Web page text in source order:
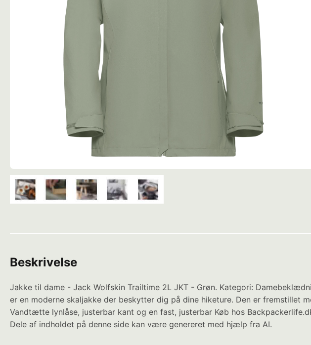
Beskrivelse
Jakke til dame - Jack Wolfskin Trailtime 2L JKT - Grøn. Kategori:
er en moderne skaljakke der beskytter dig på dine hiketure. Den er fremstillet
Vandtætte lynlåse, justerbar kant og en fast, justerbar Køb hos
Dele af indholdet på denne side kan være genereret med hjælp fra AI.